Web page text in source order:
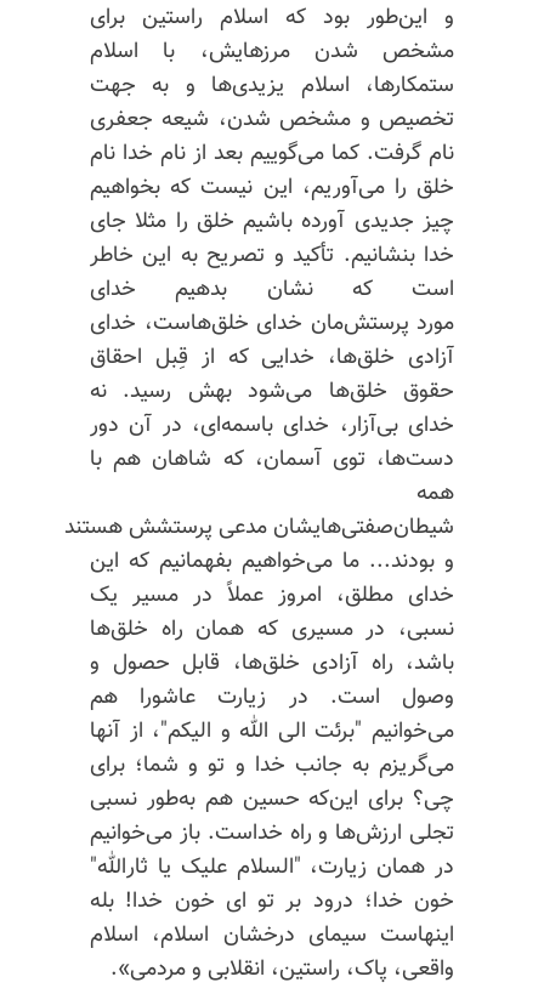
و این‌طور بود که اسلام راستین برای
مشخص شدن مرزهایش، با اسلام
ستمکارها، اسلام یزیدی‌ها و به جهت
تخصیص و مشخص شدن، شیعه جعفری
نام گرفت. کما می‌گوییم بعد از نام خدا نام
خلق را می‌آوریم، این نیست که بخواهیم
چیز جدیدی آورده باشیم خلق را مثلا جای
خدا بنشانیم. تأکید و تصریح به این خاطر
است که نشان بدهیم خدای
مورد پرستش‌مان خدای خلق‌هاست، خدای
آزادی خلق‌ها، خدایی که از قِبل احقاق
حقوق خلق‌ها می‌شود بهش رسید. نه
خدای بی‌آزار، خدای باسمه‌ای، در آن دور
دست‌ها، توی آسمان، که شاهان هم با
همه
شیطان‌صفتی‌هایشان مدعی پرستشش هستند
و بودند... ما می‌خواهیم بفهمانیم که این
خدای مطلق، امروز عملاً در مسیر یک
نسبی، در مسیری که همان راه خلق‌ها
باشد، راه آزادی خلق‌ها، قابل حصول و
وصول است. در زیارت عاشورا هم
می‌خوانیم "برئت الی الله و الیکم"، از آنها
می‌گریزم به جانب خدا و تو و شما؛ برای
چی؟ برای این‌که حسین هم به‌طور نسبی
تجلی ارزش‌ها و راه خداست. باز می‌خوانیم
در همان زیارت، "السلام علیک یا ثارالله"
خون خدا؛ درود بر تو ای خون خدا! بله
اینهاست سیمای درخشان اسلام، اسلام
واقعی، پاک، راستین، انقلابی و مردمی».